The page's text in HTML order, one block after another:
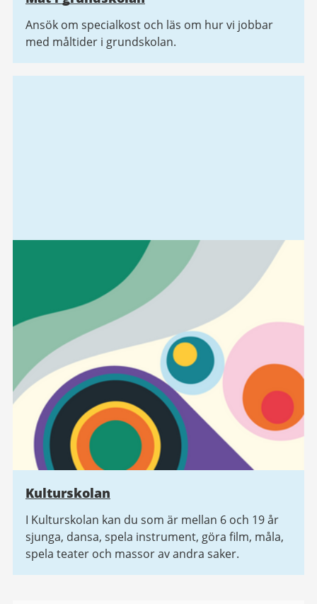
Ansök om specialkost och läs om hur vi jobbar
med måltider i grundskolan.
Kulturskolan
I Kulturskolan kan du som är mellan 6 och 19 år
sjunga, dansa, spela instrument, göra film, måla,
spela teater och massor av andra saker.